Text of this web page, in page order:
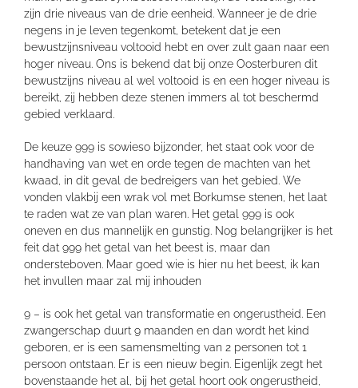
zijn drie niveaus van de drie eenheid. Wanneer je de drie
negens in je leven tegenkomt, betekent dat je een
bewustzijnsniveau voltooid hebt en over zult gaan naar een
hoger niveau. Ons is bekend dat bij onze Oosterburen dit
bewustzijns niveau al wel voltooid is en een hoger niveau is
bereikt, zij hebben deze stenen immers al tot beschermd
gebied verklaard.
De keuze 999 is sowieso bijzonder, het staat ook voor de
handhaving van wet en orde tegen de machten van het
kwaad, in dit geval de bedreigers van het gebied. We
vonden vlakbij een wrak vol met Borkumse stenen, het laat
te raden wat ze van plan waren. Het getal 999 is ook
oneven en dus mannelijk en gunstig. Nog belangrijker is het
feit dat 999 het getal van het beest is, maar dan
ondersteboven. Maar goed wie is hier nu het beest, ik kan
het invullen maar zal mij inhouden
9 – is ook het getal van transformatie en ongerustheid. Een
zwangerschap duurt 9 maanden en dan wordt het kind
geboren, er is een samensmelting van 2 personen tot 1
persoon ontstaan. Er is een nieuw begin. Eigenlijk zegt het
bovenstaande het al, bij het getal hoort ook ongerustheid,